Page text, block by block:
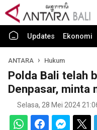
Updates Ekonomi
ANTARA Hukum
Polda Bali telah
Denpasar, minta
Selasa, 28 Mei 2024